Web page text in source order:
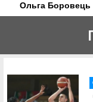
Ольга
Світлана
Дар'я Бугайчук